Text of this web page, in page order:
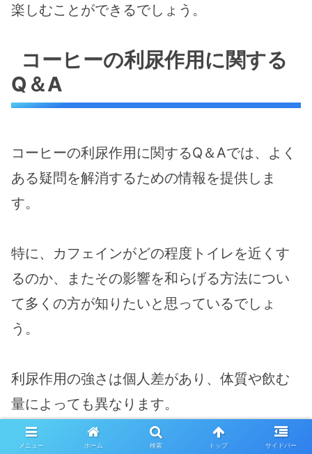
楽しむことができるでしょう。
コーヒーの利尿作用に関する
Q＆A
コーヒーの利尿作用に関するQ＆Aでは、よく
ある疑問を解消するための情報を提供しま
す。
特に、カフェインがどの程度トイレを近くす
るのか、またその影響を和らげる方法につい
て多くの方が知りたいと思っているでしょ
う。
利尿作用の強さは個人差があり、体質や飲む
量によっても異なります。
メニュー ホーム 検索 トップ サイドバー